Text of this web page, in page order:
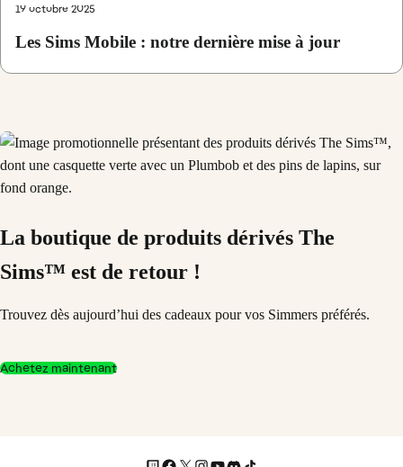
19 octobre 2025
Les Sims Mobile : notre dernière mise à jour
La boutique de produits dérivés The
Sims™ est de retour !
Trouvez dès aujourd’hui des cadeaux pour vos Simmers préférés.
Achetez maintenant